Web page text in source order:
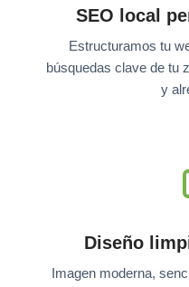
SEO local
Estructuramos tu
búsquedas clave de tu
y
Diseño
Imagen moderna,